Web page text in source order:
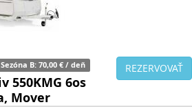
Sezóna B: 70,00 € / deň REZERVOVAŤ
550KMG 6os
Mover